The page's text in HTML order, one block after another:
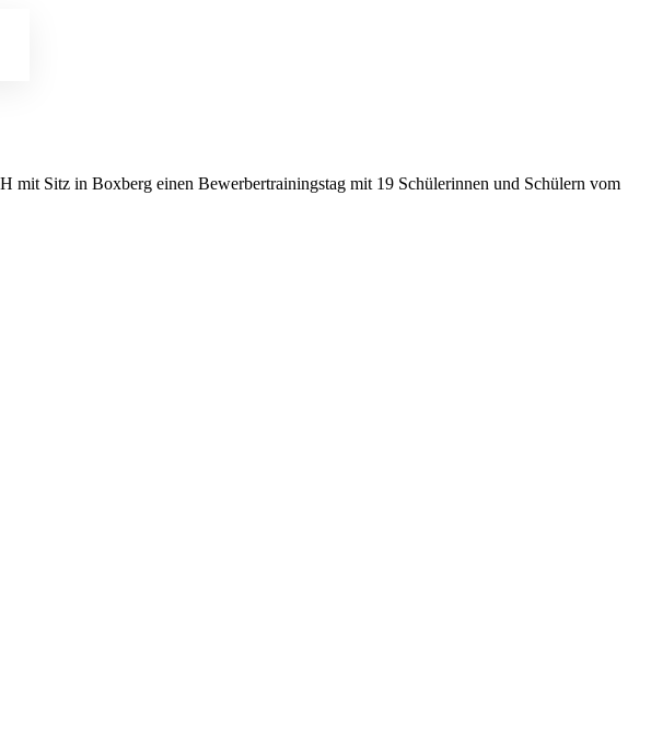
mit Sitz in Boxberg einen Bewerbertrainingstag mit 19 Schülerinnen und Schülern vom